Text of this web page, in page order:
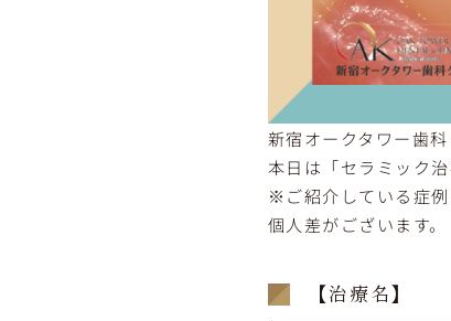
新宿オークタワー歯科
本日は「セラミック
※ご紹介している症
個人差がございます。
【治療名】